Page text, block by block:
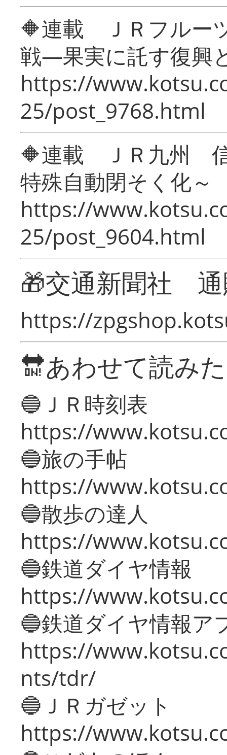
🔶連載 ＪＲフルー
戦―果実に託す復興
https://
25/post_9768.html
🔶連載 ＪＲ九州 信
特殊自動閉そく化～
https://
25/post_9604.html
🎁交通新聞社
https://
🔛あわせて読み
🔵ＪＲ時刻表
https://
🔵旅の手帖
https://
🔵散歩の達人
https://
🔵鉄道ダイヤ情報
https://
🔵鉄道ダイヤ情報ア
https://
nts/tdr/
🔵ＪＲガゼット
https://